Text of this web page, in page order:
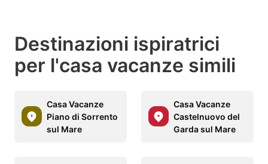
Destinazioni ispiratrici
per l'casa vacanze simili
Casa Vacanze
Piano di Sorrento
sul Mare
Casa Vacanze
Castelnuovo del
Garda sul Mare